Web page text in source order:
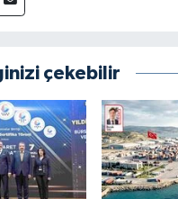
çekebilir